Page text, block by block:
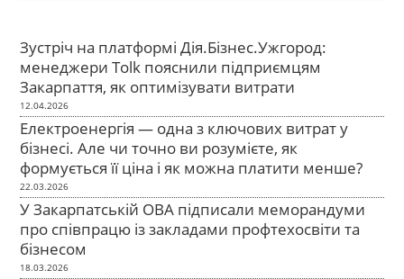
Зустріч на платформі Дія.Бізнес.Ужгород:
менеджери Tolk пояснили підприємцям
Закарпаття, як оптимізувати витрати
12.04.2026
Електроенергія — одна з ключових витрат у
бізнесі. Але чи точно ви розумієте, як
формується її ціна і як можна платити менше?
22.03.2026
У Закарпатській ОВА підписали меморандуми
про співпрацю із закладами профтехосвіти та
бізнесом
18.03.2026